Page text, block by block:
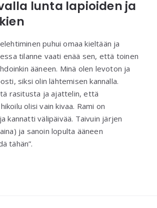
lunta lapioiden ja
puhui omaa kieltään ja
tilanne vaati enää sen, että toinen
ääneen. Minä olen levoton ja
siksi olin lähtemisen kannalla.
rasitusta ja ajattelin, että
olisi vain kivaa. Rami on
kannatti välipäivää. Taivuin järjen
ja sanoin lopulta ääneen
tähän”.